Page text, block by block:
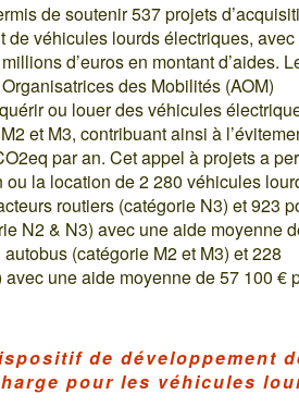
de soutenir 537 projets
de véhicules lourds électriques, avec
d’euros en montant d’aides.
des Mobilités (AOM)
ou louer des véhicules
et M3, contribuant ainsi à
par an. Cet appel à projets a
ou la location de 2 280 véhicules
routiers (catégorie N3) et 923
N2 & N3) avec une aide moyenne
(catégorie M2 et M3) et 228
une aide moyenne de 57 100 €
de développement
pour les véhicules